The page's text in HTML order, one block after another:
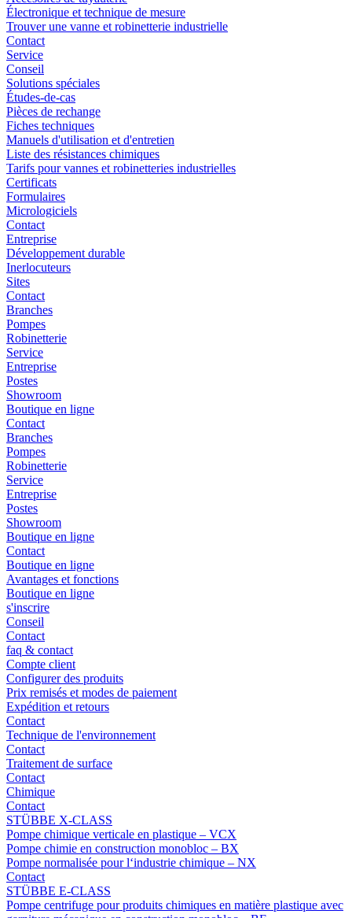
Électronique et technique de mesure
Trouver une vanne et robinetterie industrielle
Contact
Service
Conseil
Solutions spéciales
Études-de-cas
Pièces de rechange
Fiches techniques
Manuels d'utilisation et d'entretien
Liste des résistances chimiques
Tarifs pour vannes et robinetteries industrielles
Certificats
Formulaires
Micrologiciels
Contact
Entreprise
Développement durable
Inerlocuteurs
Sites
Contact
Branches
Pompes
Robinetterie
Service
Entreprise
Postes
Showroom
Boutique en ligne
Contact
Branches
Pompes
Robinetterie
Service
Entreprise
Postes
Showroom
Boutique en ligne
Contact
Boutique en ligne
Avantages et fonctions
Boutique en ligne
s'inscrire
Conseil
Contact
faq & contact
Compte client
Configurer des produits
Prix remisés et modes de paiement
Expédition et retours
Contact
Technique de l'environnement
Contact
Traitement de surface
Contact
Chimique
Contact
STÜBBE X-CLASS
Pompe chimique verticale en plastique – VCX
Pompe chimie en construction monobloc – BX
Pompe normalisée pour l‘industrie chimique – NX
Contact
STÜBBE E-CLASS
Pompe centrifuge pour produits chimiques en matière plastique avec